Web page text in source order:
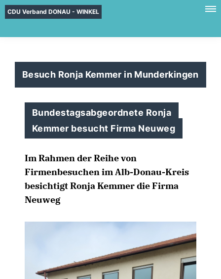
CDU Verband DONAU - WINKEL
Besuch Ronja Kemmer in Munderkingen
Bundestagsabgeordnete Ronja
Kemmer besucht Firma Neuweg
Im Rahmen der Reihe von
Firmenbesuchen im Alb-Donau-Kreis
besichtigt Ronja Kemmer die Firma
Neuweg